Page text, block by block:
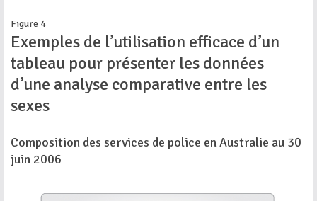
Figure 4
Exemples de l’utilisation efficace d’un
tableau pour présenter les données
d’une analyse comparative entre les
sexes
Composition des services de police en Australie au 30
juin 2006